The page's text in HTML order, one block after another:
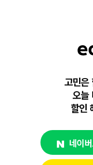
고민은
오늘
할인
네이